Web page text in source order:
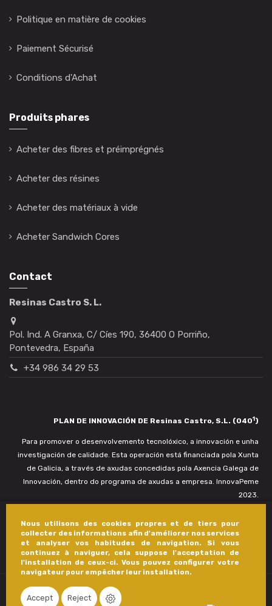
Nous utilisons des cookies propres et de tiers pour
collecter des informations afin d'améliorer nos services
et analyser vos habitudes de navigation. Si vous
continuez à naviguer, cela suppose l'acceptation de
l'installation de ceux-ci. Vous pouvez configurer votre
navigateur pour empêcher leur installation.
Accept Reject
Politique en matière de cookies
Paiement Sécurisé
Conditions d'Achat
Produits phares
Acheter des fibres et préimprégnés
Acheter des résines
Acheter des matériaux à vide
Acheter Sandwich Cores
Contact
Resinas Castro S. L.
Pol. Ind. A Granxa, C/ Cíes 190, 36400 O Porriño,
Pontevedra, España
+34 986 34 29 53
PLAN DE INNOVACIÓN DE Resinas Castro, S.L. (0401)
Para promover o desenvolvemento tecnolóxico, a innovación e unha
investigación de calidade. Esta operación está financiada pola Xunta
de Galicia, a través de axudas concedidas pola Axencia Galega de
Innovación, dentro do programa de axudas a empresa. InnovaPeme
2023.